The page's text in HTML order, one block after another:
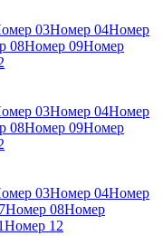
03Номер 04Номер
08Номер 09Номер
03Номер 04Номер
08Номер 09Номер
03Номер 04Номер
Номер 08Номер
Номер 12